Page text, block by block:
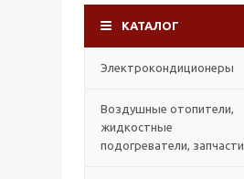
КАТАЛОГ
Электрокондиционеры
Воздушные отопители,
жидкостные
подогреватели, запчасти